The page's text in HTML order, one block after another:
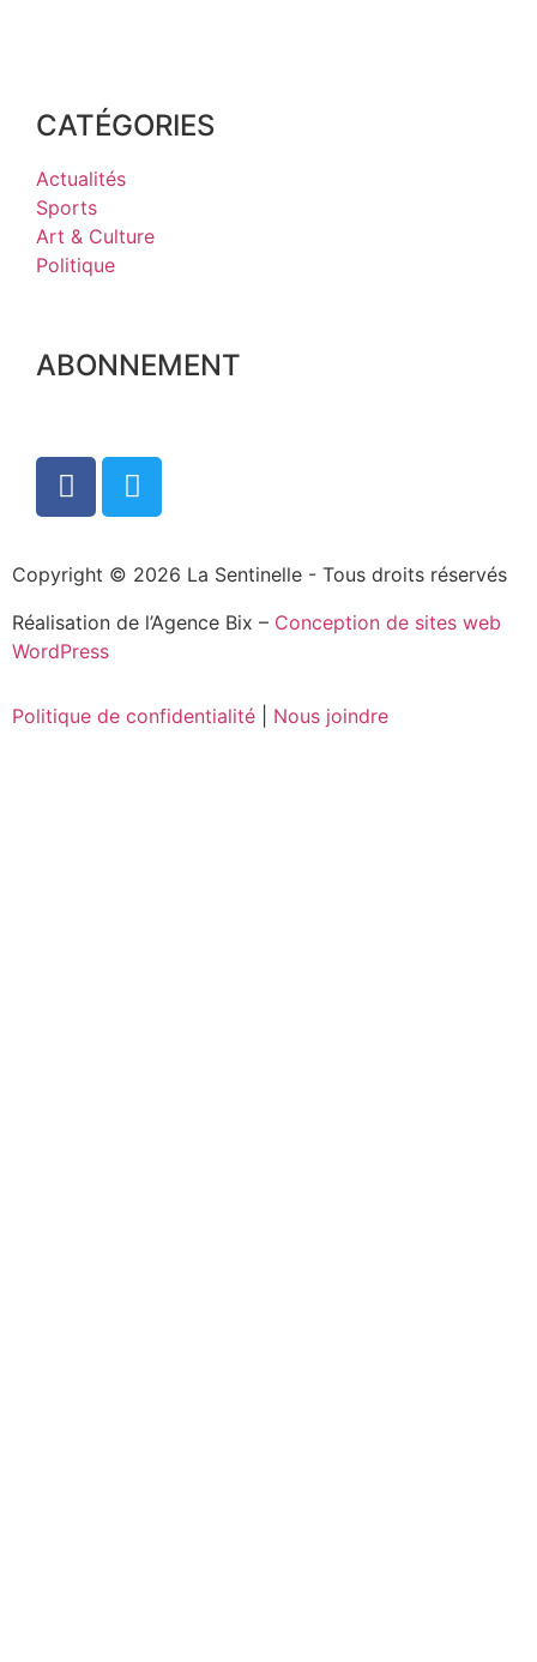
CATÉGORIES
Actualités
Sports
Art & Culture
Politique
ABONNEMENT
Copyright © 2026 La Sentinelle - Tous droits réservés
Réalisation de l’Agence Bix – Conception de sites web
WordPress
Politique de confidentialité Nous joindre